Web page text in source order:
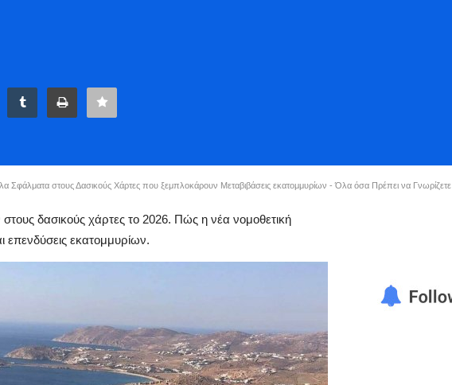
Σφάλματα στους Δασικούς Χάρτες που ξεμπλοκάρουν Μεταβιβάσεις εκατομμυρίων - Όλα όσα Πρέπει να Γνωρίζετε
δασικούς χάρτες το 2026. Πώς η νέα νομοθετική
επενδύσεις εκατομμυρίων.